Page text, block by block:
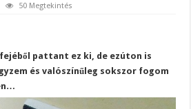
50 Megtekintés
pattant ez ki, de ezúton is
és valószínűleg sokszor fogom